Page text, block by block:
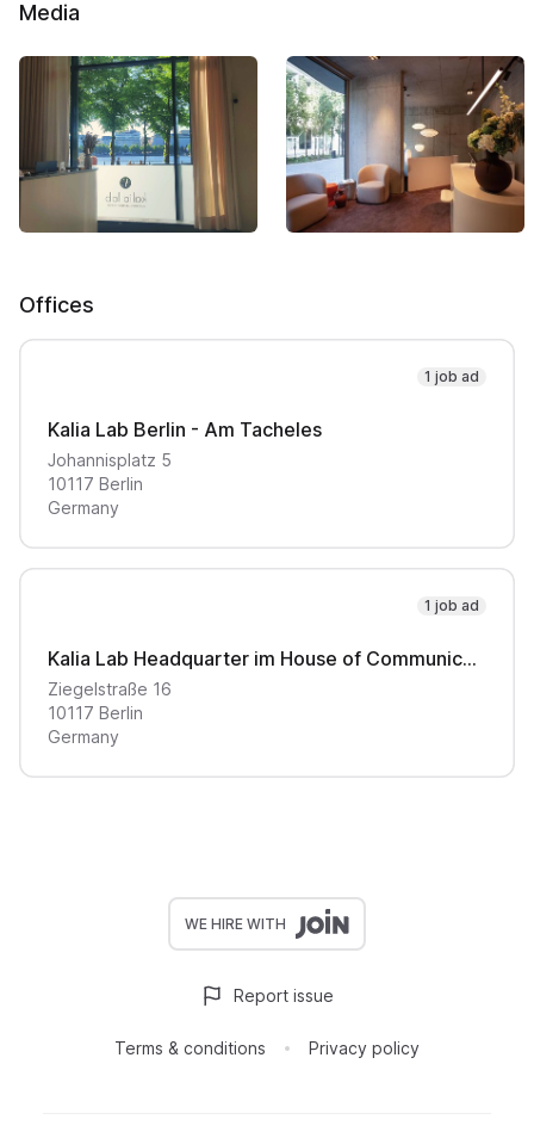
Media
Offices
1 job ad
Kalia Lab Berlin - Am Tacheles
Johannisplatz 5
10117 Berlin
Germany
1 job ad
Kalia Lab Headquarter im House of Communication
Ziegelstraße 16
10117 Berlin
Germany
WE HIRE WITH
Terms & conditions Privacy policy
Report issue